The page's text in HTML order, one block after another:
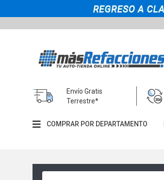
Envío Gratis
Terrestre*
COMPRAR POR DEPARTAMENTO